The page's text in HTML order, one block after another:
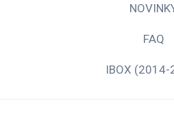
FAQ
IBOX (2014-